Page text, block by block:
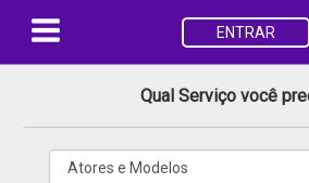
ENTRAR
Qual Serviço você